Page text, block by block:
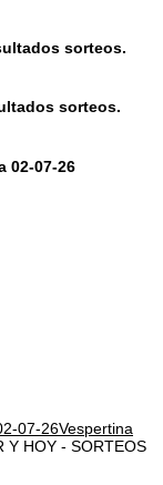
sorteos.
sorteos.
02-07-26
07-26Vespertina
Y HOY - SORTEOS